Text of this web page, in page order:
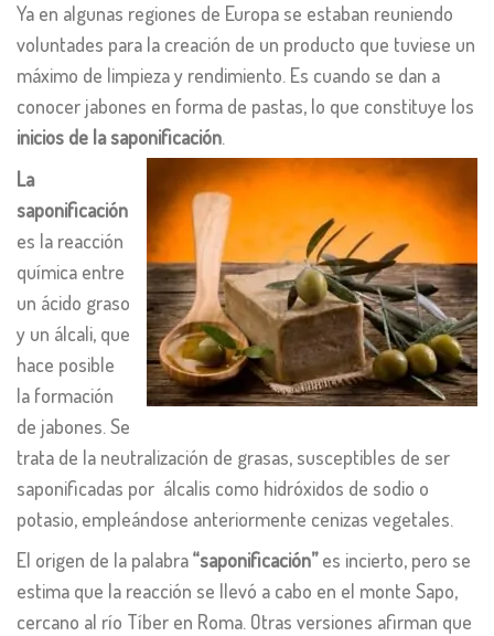
Ya en algunas regiones de Europa se estaban reuniendo
voluntades para la creación de un producto que tuviese un
máximo de limpieza y rendimiento. Es cuando se dan a
conocer jabones en forma de pastas, lo que constituye los
inicios de la saponificación.
La
saponificación
es la reacción
química entre
un ácido graso
y un álcali, que
hace posible
la formación
de jabones. Se
trata de la neutralización de grasas, susceptibles de ser
saponificadas por álcalis como hidróxidos de sodio o
potasio, empleándose anteriormente cenizas vegetales.
El origen de la palabra“saponificación”es incierto, pero se
estima que la reacción se llevó a cabo en el monte Sapo,
cercano al río Tíber en Roma. Otras versiones afirman que